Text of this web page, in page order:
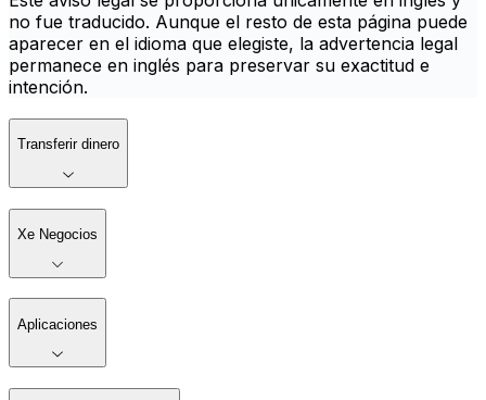
no fue traducido. Aunque el resto de esta página puede
aparecer en el idioma que elegiste, la advertencia legal
permanece en inglés para preservar su exactitud e
intención.
Transferir dinero
Xe Negocios
Aplicaciones